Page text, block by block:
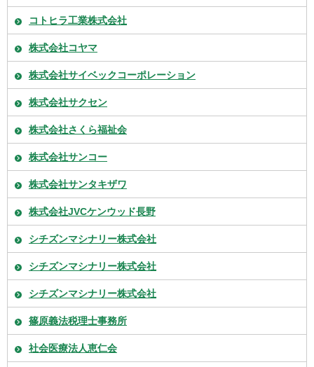
コトヒラ工業株式会社
株式会社コヤマ
株式会社サイベックコーポレーション
株式会社サクセン
株式会社さくら福祉会
株式会社サンコー
株式会社サンタキザワ
株式会社JVCケンウッド長野
シチズンマシナリー株式会社
シチズンマシナリー株式会社
シチズンマシナリー株式会社
篠原義法税理士事務所
社会医療法人恵仁会